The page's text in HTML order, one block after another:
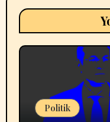
Politik